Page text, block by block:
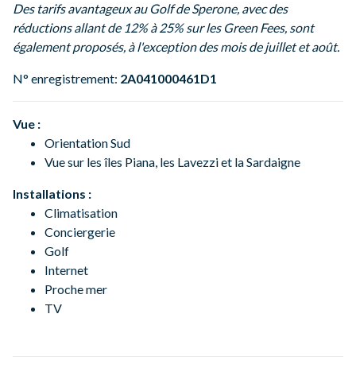
Des tarifs avantageux au Golf de Sperone, avec des
réductions allant de 12% à 25% sur les Green Fees, sont
également proposés, à l'exception des mois de juillet et août.
N° enregistrement: 2A041000461D1
Vue :
Orientation Sud
Vue sur les îles Piana, les Lavezzi et la Sardaigne
Installations :
Climatisation
Conciergerie
Golf
Internet
Proche mer
TV